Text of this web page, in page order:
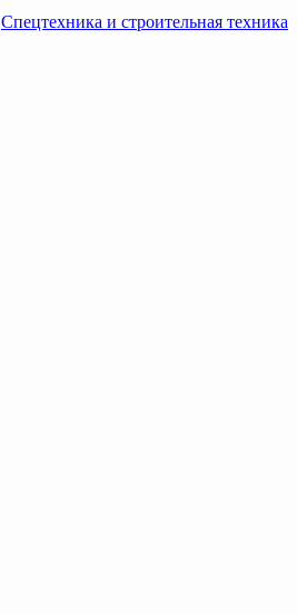
Спецтехника и строительная техника